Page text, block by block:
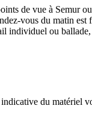
de vue à Semur
vous du matin
individuel ou
du